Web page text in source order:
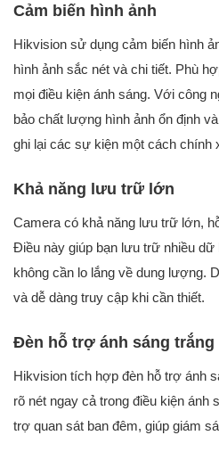
Cảm biến hình ảnh
Hikvision sử dụng cảm biến hình
hình ảnh sắc nét và chi tiết. Phù
mọi điều kiện ánh sáng. Với công
bảo chất lượng hình ảnh ổn định
ghi lại các sự kiện một cách chính
Khả năng lưu trữ lớn
Camera có khả năng lưu trữ lớn,
Điều này giúp bạn lưu trữ nhiều dữ
không cần lo lắng về dung lượng.
và dễ dàng truy cập khi cần thiết.
Đèn hỗ trợ ánh sáng trắng
Hikvision tích hợp đèn hỗ trợ ánh
rõ nét ngay cả trong điều kiện ánh
trợ quan sát ban đêm, giúp giám